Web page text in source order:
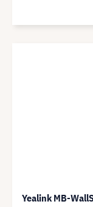
Yealink MB-